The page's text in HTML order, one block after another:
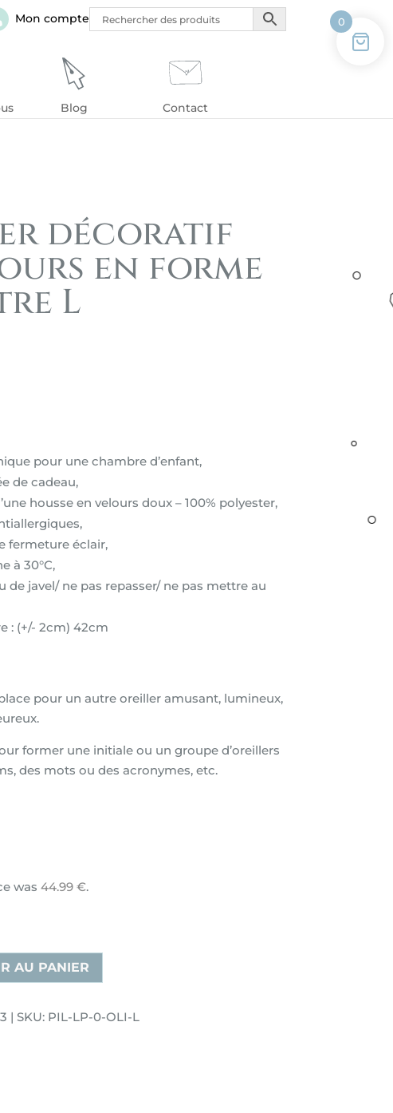
Mon compte
Blog Contact
décoratif
en forme
L
pour une chambre d’enfant,
de cadeau,
housse en velours doux – 100% polyester,
fermeture éclair,
à 30°C,
de javel/ ne pas repasser/ ne pas mettre au
: (+/- 2cm) 42cm
pour un autre oreiller amusant, lumineux,
former une initiale ou un groupe d’oreillers
des mots ou des acronymes, etc.
was 44.99 €.
AU PANIER
| SKU: PIL-LP-0-OLI-L
0